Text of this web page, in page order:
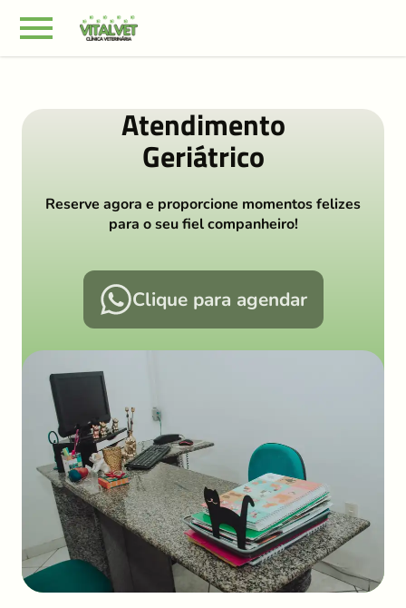
Atendimento
Geriátrico
Reserve agora e proporcione momentos felizes
para o seu fiel companheiro!
Clique para agendar